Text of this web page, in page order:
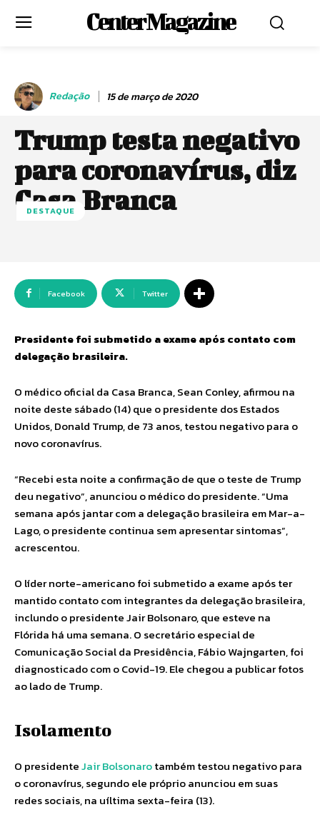
Center Magazine
Redação 15 de março de 2020
Trump testa negativo
para coronavírus, diz
Casa Branca
DESTAQUE
Facebook Twitter
Presidente foi submetido a exame após contato com
delegação brasileira.
O médico oficial da Casa Branca, Sean Conley, afirmou na
noite deste sábado (14) que o presidente dos Estados
Unidos, Donald Trump, de 73 anos, testou negativo para o
novo coronavírus.
“Recebi esta noite a confirmação de que o teste de Trump
deu negativo”, anunciou o médico do presidente. “Uma
semana após jantar com a delegação brasileira em Mar-a-
Lago, o presidente continua sem apresentar sintomas”,
acrescentou.
O líder norte-americano foi submetido a exame após ter
mantido contato com integrantes da delegação brasileira,
inclundo o presidente Jair Bolsonaro, que esteve na
Flórida há uma semana. O secretário especial de
Comunicação Social da Presidência, Fábio Wajngarten, foi
diagnosticado com o Covid-19. Ele chegou a publicar fotos
ao lado de Trump.
Isolamento
O presidenteJair Bolsonarotambém testou negativo para
o coronavírus, segundo ele próprio anunciou em suas
redes sociais, na uíltima sexta-feira (13).